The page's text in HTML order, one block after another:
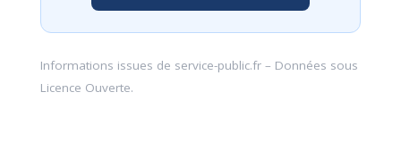
Informations issues de service-public.fr– Données sous
Licence Ouverte.